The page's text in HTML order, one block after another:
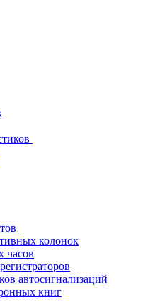
колонок
часов
автосигнализаций
книг